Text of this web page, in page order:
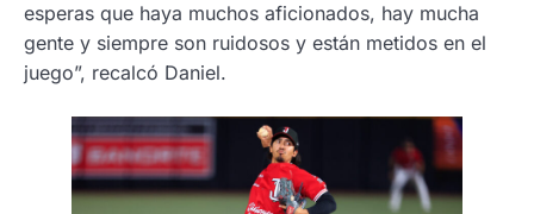
esperas que haya muchos aficionados, hay mucha
gente y siempre son ruidosos y están metidos en el
juego”, recalcó Daniel.